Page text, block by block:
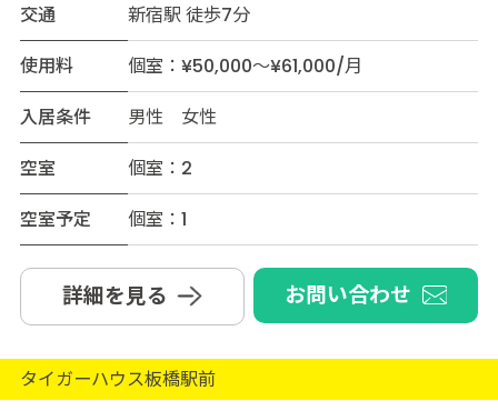
交通
新宿駅 徒歩7分
使用料
個室：¥50,000～¥61,000/月
入居条件
男性 女性
空室
個室：2
空室予定
個室：1
詳細を見る お問い合わせ
タイガーハウス板橋駅前